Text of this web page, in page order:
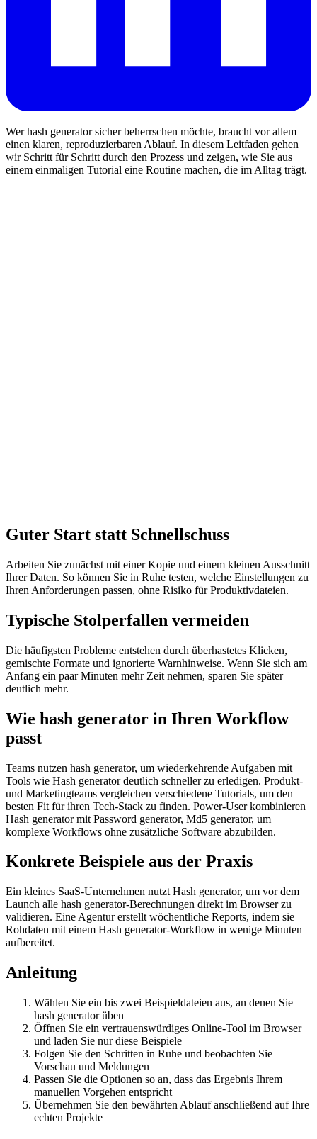
Wer hash generator sicher beherrschen möchte, braucht vor allem
einen klaren, reproduzierbaren Ablauf. In diesem Leitfaden gehen
wir Schritt für Schritt durch den Prozess und zeigen, wie Sie aus
einem einmaligen Tutorial eine Routine machen, die im Alltag trägt.
Guter Start statt Schnellschuss
Arbeiten Sie zunächst mit einer Kopie und einem kleinen Ausschnitt
Ihrer Daten. So können Sie in Ruhe testen, welche Einstellungen zu
Ihren Anforderungen passen, ohne Risiko für Produktivdateien.
Typische Stolperfallen vermeiden
Die häufigsten Probleme entstehen durch überhastetes Klicken,
gemischte Formate und ignorierte Warnhinweise. Wenn Sie sich am
Anfang ein paar Minuten mehr Zeit nehmen, sparen Sie später
deutlich mehr.
Wie hash generator in Ihren Workflow
passt
Teams nutzen hash generator, um wiederkehrende Aufgaben mit
Tools wie Hash generator deutlich schneller zu erledigen. Produkt-
und Marketingteams vergleichen verschiedene Tutorials, um den
besten Fit für ihren Tech-Stack zu finden. Power-User kombinieren
Hash generator mit Password generator, Md5 generator, um
komplexe Workflows ohne zusätzliche Software abzubilden.
Konkrete Beispiele aus der Praxis
Ein kleines SaaS-Unternehmen nutzt Hash generator, um vor dem
Launch alle hash generator-Berechnungen direkt im Browser zu
validieren. Eine Agentur erstellt wöchentliche Reports, indem sie
Rohdaten mit einem Hash generator-Workflow in wenige Minuten
aufbereitet.
Anleitung
Wählen Sie ein bis zwei Beispieldateien aus, an denen Sie
hash generator üben
Öffnen Sie ein vertrauenswürdiges Online‑Tool im Browser
und laden Sie nur diese Beispiele
Folgen Sie den Schritten in Ruhe und beobachten Sie
Vorschau und Meldungen
Passen Sie die Optionen so an, dass das Ergebnis Ihrem
manuellen Vorgehen entspricht
Übernehmen Sie den bewährten Ablauf anschließend auf Ihre
echten Projekte